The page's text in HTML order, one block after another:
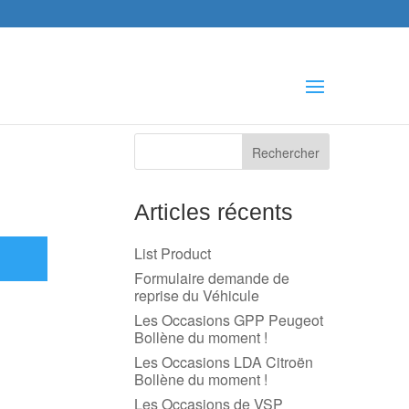
Articles récents
List Product
Formulaire demande de
reprise du Véhicule
Les Occasions GPP Peugeot
Bollène du moment !
Les Occasions LDA Citroën
Bollène du moment !
Les Occasions de VSP